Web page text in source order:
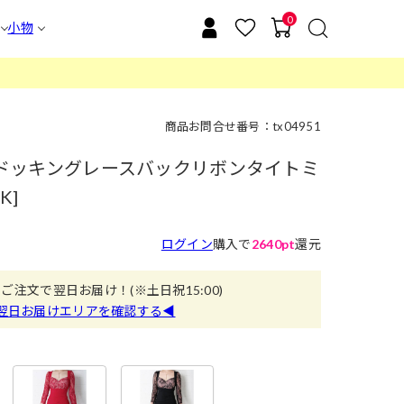
小物
0
商品お問合せ番号：tx04951
キングレースバックリボンタイトミ
ログイン購入で2640pt還元
注文で翌日お届け！(※土日祝15:00)
日お届けエリアを確認する◀